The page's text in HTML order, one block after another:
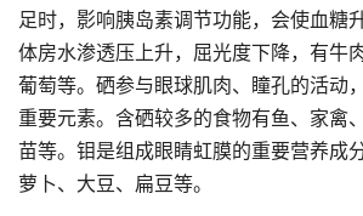
足时，影响胰岛素调节功能，会使血糖
体房水渗透压上升，屈光度下降，有牛
葡萄等。硒参与眼球肌肉、瞳孔的活动
重要元素。含硒较多的食物有鱼、家禽
苗等。钼是组成眼睛虹膜的重要营养成
萝卜、大豆、扁豆等。